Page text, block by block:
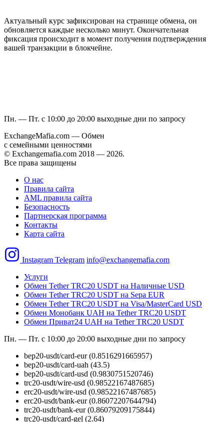
Актуальный курс зафиксирован на странице обмена, он
обновляется каждые несколько минут. Окончательная
фиксация происходит в момент получения подтверждения
вашей транзакции в блокчейне.
Пн. — Пт. с 10:00 до 20:00 выходные дни по запросу
ExchangeMafia.com — Обмен
с семейными ценностями
© Exchangemafia.com 2018 — 2026.
Все права защищены
О нас
Правила сайта
AML правила сайта
Безопасность
Партнерская программа
Контакты
Карта сайта
Instagram Telegram info@exchangemafia.com
Услуги
Обмен Tether TRC20 USDT на Наличные USD
Обмен Tether TRC20 USDT на Sepa EUR
Обмен Tether TRC20 USDT на Visa/MasterCard USD
Обмен Монобанк UAH на Tether TRC20 USDT
Обмен Приват24 UAH на Tether TRC20 USDT
Пн. — Пт. с 10:00 до 20:00 выходные дни по запросу
bep20-usdt/card-eur (0.8516291665957)
bep20-usdt/card-uah (43.5)
bep20-usdt/card-usd (0.9830751520746)
trc20-usdt/wire-usd (0.98522167487685)
erc20-usdt/wire-usd (0.98522167487685)
erc20-usdt/bank-eur (0.86072207644794)
trc20-usdt/bank-eur (0.86079209175844)
trc20-usdt/card-gel (2.64)